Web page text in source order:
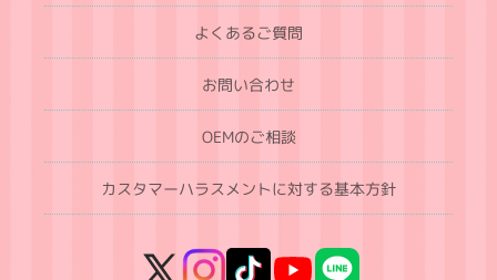
よくあるご質問
お問い合わせ
OEMのご相談
カスタマーハラスメントに対する基本方針